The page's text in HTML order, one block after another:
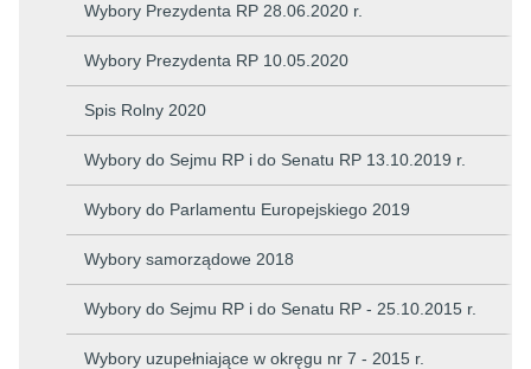
Wybory Prezydenta RP 28.06.2020 r.
Wybory Prezydenta RP 10.05.2020
Spis Rolny 2020
Wybory do Sejmu RP i do Senatu RP 13.10.2019 r.
Wybory do Parlamentu Europejskiego 2019
Wybory samorządowe 2018
Wybory do Sejmu RP i do Senatu RP - 25.10.2015 r.
Wybory uzupełniające w okręgu nr 7 - 2015 r.